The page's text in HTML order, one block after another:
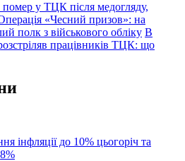
у ТЦК після медогляду,
«Чесний призов»: на
полк з військового обліку В
працівників ТЦК: що
інфляції до 10% цьогоріч та